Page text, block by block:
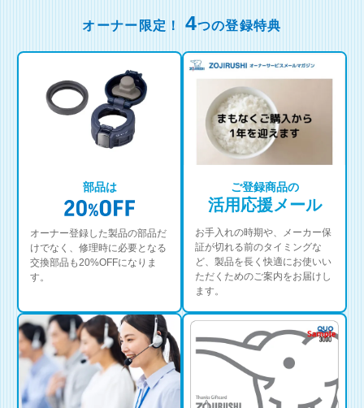
オーナー限定！ 4つの登録特典
部品は
オーナー登録した製品の部品だ
けでなく、修理時に必要となる
交換部品も20%OFFになりま
す。
ご登録商品の
活用応援メール
お手入れの時期や、メーカー保
証が切れる前のタイミングな
ど、製品を長く快適にお使いい
ただくためのご案内をお届けし
ます。